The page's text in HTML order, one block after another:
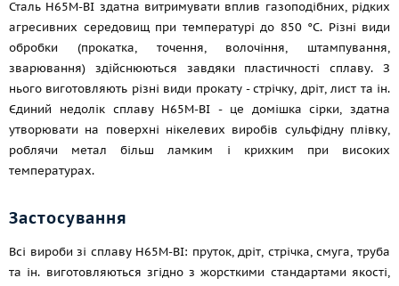
Сталь Н65М-ВІ здатна витримувати вплив газоподібних, рідких
агресивних середовищ при температурі до 850 °C. Різні види
обробки (прокатка, точення, волочіння, штампування,
зварювання) здійснюються завдяки пластичності сплаву. З
нього виготовляють різні види прокату - стрічку, дріт, лист та ін.
Єдиний недолік сплаву Н65М-ВІ - це домішка сірки, здатна
утворювати на поверхні нікелевих виробів сульфідну плівку,
роблячи метал більш ламким і крихким при високих
температурах.
Застосування
Всі вироби зі сплаву Н65М-ВІ: пруток, дріт, стрічка, смуга, труба
та ін. виготовляються згідно з жорсткими стандартами якості,